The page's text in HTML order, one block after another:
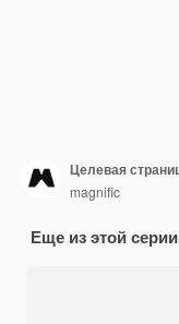
Целевая
magnific
Еще из этой серии